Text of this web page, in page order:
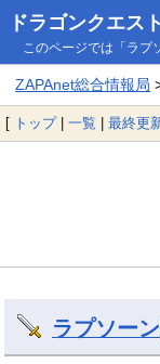
ドラゴンクエス
このページでは「ラプ
ZAPAnet総合情報局
[ トップ| 一覧 | 最終更
ラプソー